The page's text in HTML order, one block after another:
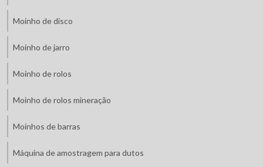
Moinho de disco
Moinho de jarro
Moinho de rolos
Moinho de rolos mineração
Moinhos de barras
Máquina de amostragem para dutos